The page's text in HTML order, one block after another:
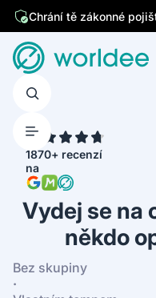
Jsme česká firma
1870+ recenzí
na
Vydej se na
někdo
Bez skupiny
·